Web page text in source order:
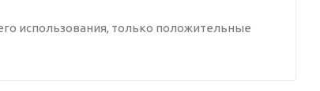
использования, только положительные